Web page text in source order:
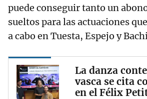
puede conseguir tanto un
sueltos para las actuaciones
a cabo en Tuesta, Espejo y
La danza
vasca se cita
en el Félix